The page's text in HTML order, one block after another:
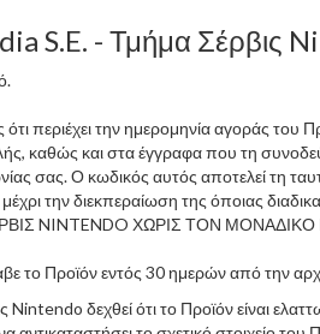
S.E. - Τμήμα Σέρβις
περιέχει την ημερομηνία αγοράς του
καθώς και στα έγγραφα που τη
σας. Ο κωδικός αυτός αποτελεί τη
μέχρι την διεκπεραίωση της
NINTENDO ΧΩΡΙΣ ΤΟΝ
το Προϊόν εντός 30 ημερών από την
δεχθεί ότι το Προϊόν είναι